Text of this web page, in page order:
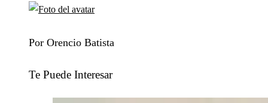
Por Orencio Batista
Te Puede Interesar